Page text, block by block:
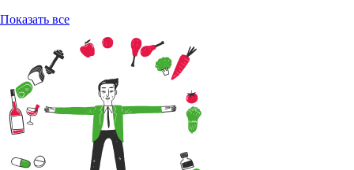
Показать все